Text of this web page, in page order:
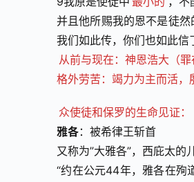
并且他所赐我的恩不是徒
我们如此传，你们也如此信
从前与现在：神恩浩大（罪
格外劳苦：竭力为主而活，
众使徒和保罗的生命见证：
雅各：被希律王斩首
又称为”大雅各”，西庇太的
“约在公元44年，雅各在殉